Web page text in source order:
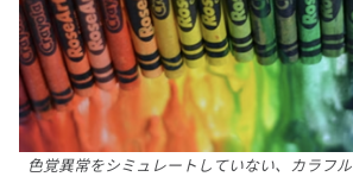
色覚異常をシミュレートしていない、カラフ